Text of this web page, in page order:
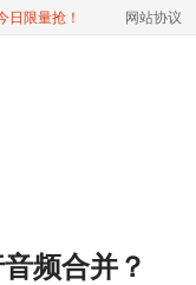
日限量抢！ 网站协议
频合并？